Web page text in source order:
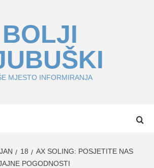
BOLJI
MJESTO INFORMIRANJA
18
AX SOLING: POSJETITE NAS
POGODNOSTI